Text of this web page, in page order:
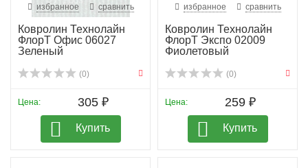
избранное сравнить
Ковролин Технолайн
ФлорТ Офис 06027
Зеленый
(0)
Цена: 305 ₽
Купить
избранное сравнить
Ковролин Технолайн
ФлорТ Экспо 02009
Фиолетовый
(0)
Цена: 259 ₽
Купить